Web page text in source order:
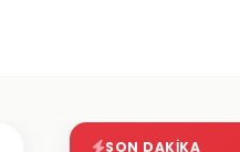
SON DAKIKA